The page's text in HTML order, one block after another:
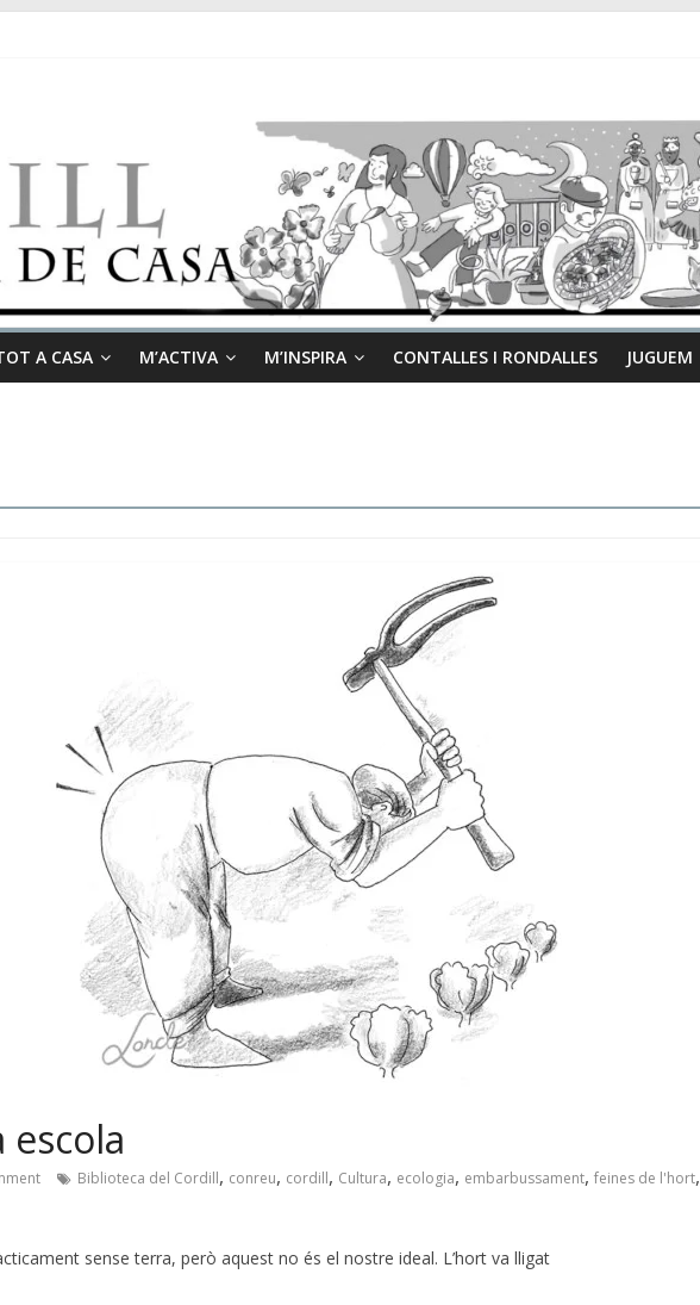
A CASA M’ACTIVA M’INSPIRA CONTALLES I RONDALLES JUGUEM
escola
Biblioteca del Cordill, conreu, cordill, Cultura, ecologia, embarbussament, feines de l'hort,
sense terra, però aquest no és el nostre ideal. L’hort va lligat